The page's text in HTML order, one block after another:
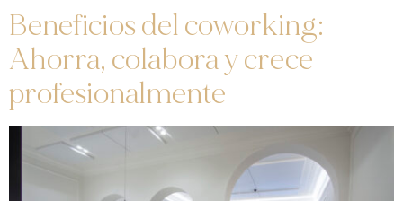
Beneficios del coworking:
Ahorra, colabora y crece
profesionalmente